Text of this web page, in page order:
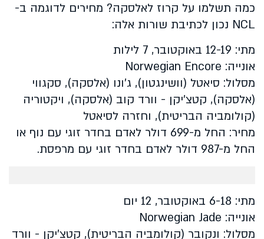
כמה תשלמו על קרוז לאלסקה? מחירים לדוגמה ב-
NCL נכון לכתיבת שורות אלה:
מתי: 12-19 באוקטובר, 7 לילות
אונייה: Norwegian Encore
מסלול: סיאטל (וושינגטון), ג'ונו (אלסקה), סקגווי
(אלסקה), קטצ'יקן - וורד קוב (אלסקה), ויקטוריה
(קולומביה הבריטית), וחזרה לסיאטל
מחיר: החל מ-699 דולר לאדם בחדר זוגי עם נוף או
החל מ-987 דולר לאדם בחדר זוגי עם מרפסת
.
מתי: 6-18 באוקטובר, 12 יום
אונייה: Norwegian Jade
מסלול: ונקובר (קולומביה הבריטית), קטצ'יקן - וורד